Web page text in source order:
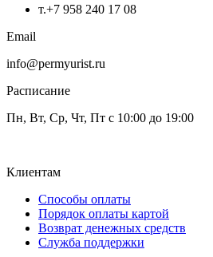
т.+7 958 240 17 08
Email
info@permyurist.ru
Расписание
Пн, Вт, Ср, Чт, Пт с 10:00 до 19:00
Клиентам
Способы оплаты
Порядок оплаты картой
Возврат денежных средств
Служба поддержки